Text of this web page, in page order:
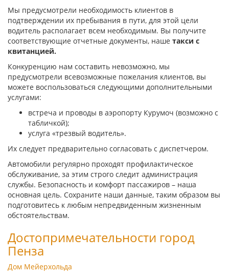
Мы предусмотрели необходимость клиентов в
подтверждении их пребывания в пути, для этой цели
водитель располагает всем необходимым. Вы получите
соответствующие отчетные документы, наше такси с
квитанцией.
Конкуренцию нам составить невозможно, мы
предусмотрели всевозможные пожелания клиентов, вы
можете воспользоваться следующими дополнительными
услугами:
встреча и проводы в аэропорту Курумоч (возможно с
табличкой);
услуга «трезвый водитель».
Их следует предварительно согласовать с диспетчером.
Автомобили регулярно проходят профилактическое
обслуживание, за этим строго следит администрация
службы. Безопасность и комфорт пассажиров – наша
основная цель. Сохраните наши данные, таким образом вы
подготовитесь к любым непредвиденным жизненным
обстоятельствам.
Достопримечательности город
Пенза
Дом Мейерхольда